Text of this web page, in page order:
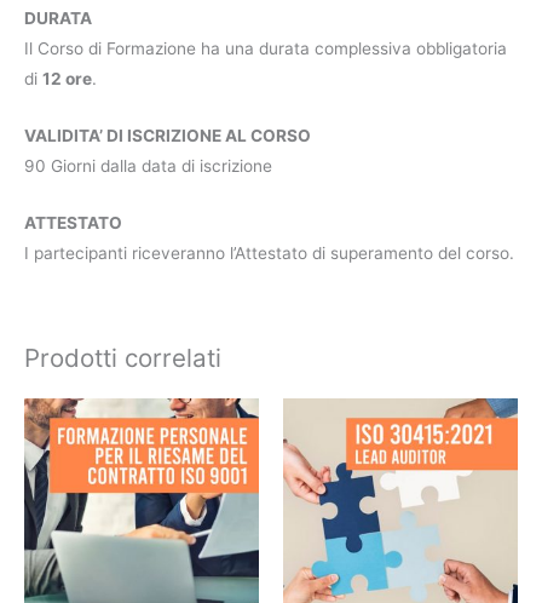
DURATA
Il Corso di Formazione ha una durata complessiva obbligatoria
di 12 ore.
VALIDITA’ DI ISCRIZIONE AL CORSO
90 Giorni dalla data di iscrizione
ATTESTATO
I partecipanti riceveranno l’Attestato di superamento del corso.
Prodotti correlati